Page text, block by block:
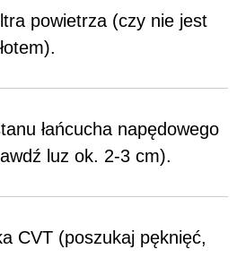
powietrza (czy nie jest
łańcucha napędowego
luz ok. 2-3 cm).
CVT (poszukaj pęknięć,